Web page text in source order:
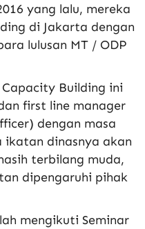
yang lalu, mereka
di Jakarta dengan
lulusan MT / ODP
Building ini
first line manager
dengan masa
ikatan dinasnya akan
terbilang muda,
dipengaruhi pihak
mengikuti Seminar